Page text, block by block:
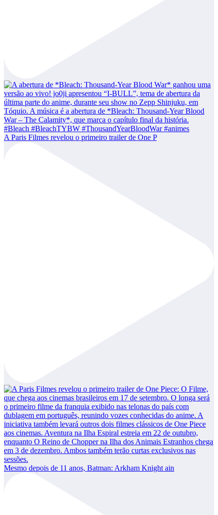
A Paris Filmes revelou o primeiro trailer de One P
Mesmo depois de 11 anos, Batman: Arkham Knight ain